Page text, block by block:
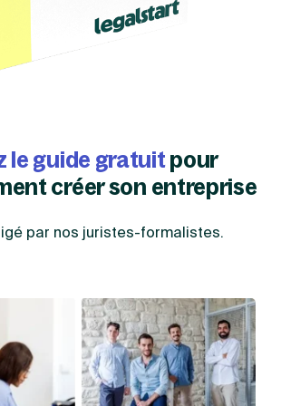
le guide gratuitpour
créer son entreprise
par nos juristes-formalistes.